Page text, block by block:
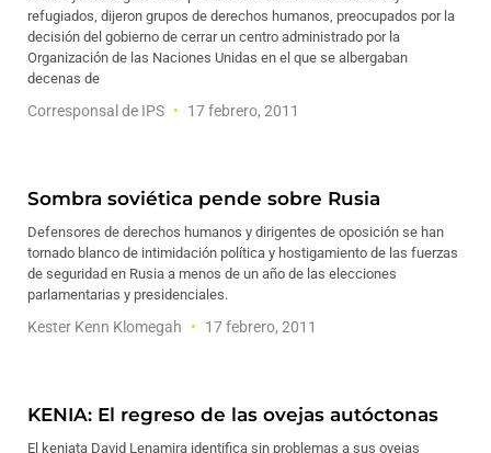
refugiados, dijeron grupos de derechos humanos, preocupados por la
decisión del gobierno de cerrar un centro administrado por la
Organización de las Naciones Unidas en el que se albergaban
decenas de
Corresponsal de IPS 17 febrero, 2011
Sombra soviética pende sobre Rusia
Defensores de derechos humanos y dirigentes de oposición se han
tornado blanco de intimidación política y hostigamiento de las fuerzas
de seguridad en Rusia a menos de un año de las elecciones
parlamentarias y presidenciales.
Kester Kenn Klomegah 17 febrero, 2011
KENIA: El regreso de las ovejas autóctonas
El keniata David Lenamira identifica sin problemas a sus ovejas